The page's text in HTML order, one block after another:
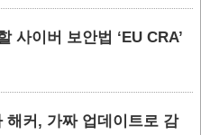
사이버 보안법 ‘EU CRA’
해커, 가짜 업데이트로 감